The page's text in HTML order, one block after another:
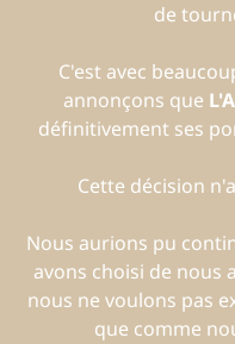
de
C'est avec
annonçons que
définitivement ses
Cette décision
Nous aurions pu
avons choisi de nous
nous ne voulons pas
que comme